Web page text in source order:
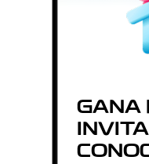
GANA